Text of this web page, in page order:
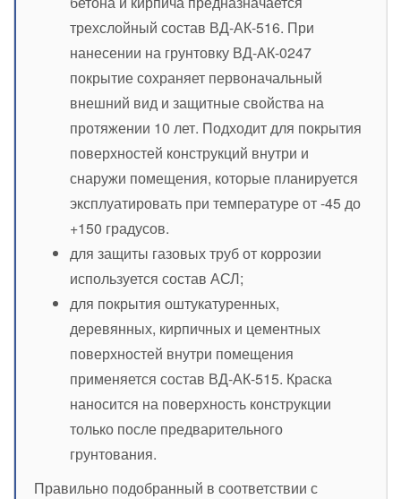
трехслойный состав ВД-АК-516. При
нанесении на грунтовку ВД-АК-0247
покрытие сохраняет первоначальный
внешний вид и защитные свойства на
протяжении 10 лет. Подходит для покрытия
поверхностей конструкций внутри и
снаружи помещения, которые планируется
эксплуатировать при температуре от -45 до
+150 градусов.
для защиты газовых труб от коррозии
используется состав АСЛ;
для покрытия оштукатуренных,
деревянных, кирпичных и цементных
поверхностей внутри помещения
применяется состав ВД-АК-515. Краска
наносится на поверхность конструкции
только после предварительного
грунтования.
Правильно подобранный в соответствии с